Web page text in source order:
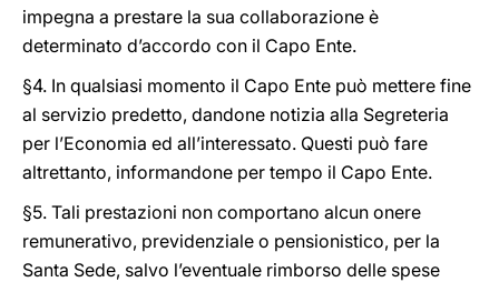
impegna a prestare la sua collaborazione è
determinato d’accordo con il Capo Ente.
§4. In qualsiasi momento il Capo Ente può mettere fine
al servizio predetto, dandone notizia alla Segreteria
per l’Economia ed all’interessato. Questi può fare
altrettanto, informandone per tempo il Capo Ente.
§5. Tali prestazioni non comportano alcun onere
remunerativo, previdenziale o pensionistico, per la
Santa Sede, salvo l’eventuale rimborso delle spese